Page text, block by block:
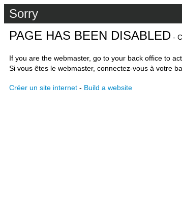
Sorry
PAGE HAS BEEN DISABLED -
If you are the webmaster, go to your back office to
Si vous êtes le webmaster, connectez-vous à votre
Créer un site internet - Build a website